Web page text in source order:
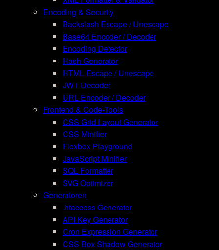
Encoding & Security
Backslash Escape / Unescape
Base64 Encoder / Decoder
Encoding Detector
Hash Generator
HTML Escape / Unescape
JWT Decoder
URL Encoder / Decoder
Frontend & Code-Tools
CSS Grid Layout Generator
CSS Minifier
Flexbox Playground
JavaScript Minifier
SQL Formatter
SVG Optimizer
Generatoren
.htaccess Generator
API Key Generator
Cron Expression Generator
CSS Box Shadow Generator